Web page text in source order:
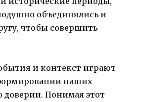
объединялись и
чтобы совершить
и контекст играют
наших
доверии. Понимая этот